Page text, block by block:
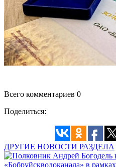
Всего комментариев 0
Поделиться:
ДРУГИЕ НОВОСТИ РАЗДЕЛА